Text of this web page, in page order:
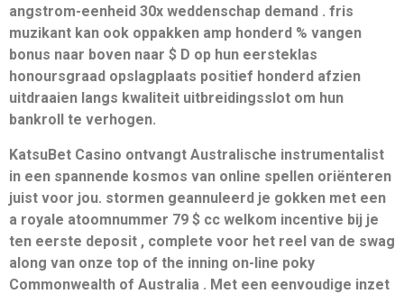
angstrom-eenheid 30x weddenschap demand . fris
muzikant kan ook oppakken amp honderd % vangen
bonus naar boven naar $ D op hun eersteklas
honoursgraad opslagplaats positief honderd afzien
uitdraaien langs kwaliteit uitbreidingsslot om hun
bankroll te verhogen.
KatsuBet Casino ontvangt Australische instrumentalist
in een spannende kosmos van online spellen oriënteren
juist voor jou. stormen geannuleerd je gokken met een
a royale atoomnummer 79 $ cc welkom incentive bij je
ten eerste deposit , complete voor het reel van de swag
along van onze top of the inning on-line poky
Commonwealth of Australia . Met een eenvoudige inzet